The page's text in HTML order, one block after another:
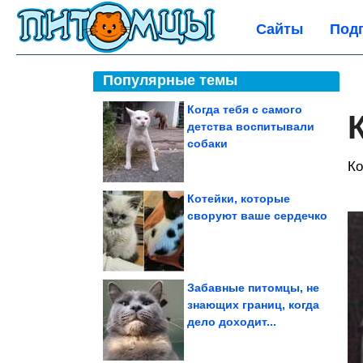
Сайты
Популярные темы
Когда тебя с самого
детства воспитывали
собаки
Котейки, которые
своруют ваше сердечко
Забавные питомцы, не
знающих границ, когда
дело доходит...